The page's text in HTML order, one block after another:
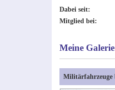
Dabei seit:
Mitglied bei:
Meine Galerie
Militärfahrzeuge